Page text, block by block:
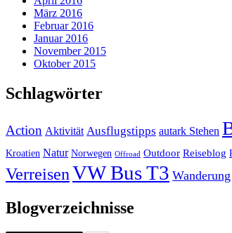
März 2016
Februar 2016
Januar 2016
November 2015
Oktober 2015
Schlagwörter
Action Aktivität Ausflugstipps autark Stehen
Kroatien Natur Norwegen Offroad Outdoor Reiseblog
VerreisenVW Bus T3 Wanderung
Blogverzeichnisse